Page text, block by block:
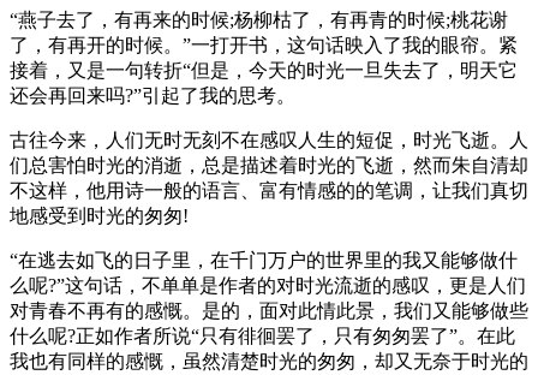
“燕子去了，有再来的时候;杨柳枯了，有再青的时候;桃花谢
了，有再开的时候。”一打开书，这句话映入了我的眼帘。紧
接着，又是一句转折“但是，今天的时光一旦失去了，明天它
还会再回来吗?”引起了我的思考。
古往今来，人们无时无刻不在感叹人生的短促，时光飞逝。人
们总害怕时光的消逝，总是描述着时光的飞逝，然而朱自清却
不这样，他用诗一般的语言、富有情感的的笔调，让我们真切
地感受到时光的匆匆!
“在逃去如飞的日子里，在千门万户的世界里的我又能够做什
么呢?”这句话，不单单是作者的对时光流逝的感叹，更是人们
对青春不再有的感慨。是的，面对此情此景，我们又能够做些
什么呢?正如作者所说“只有徘徊罢了，只有匆匆罢了”。在此
我也有同样的感慨，虽然清楚时光的匆匆，却又无奈于时光的